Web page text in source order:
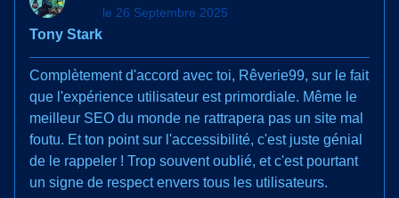
Tony Stark
le 26 Septembre 2025
Complètement d'accord avec toi, Rêverie99, sur le fait
que l'expérience utilisateur est primordiale. Même le
meilleur SEO du monde ne rattrapera pas un site mal
foutu. Et ton point sur l'accessibilité, c'est juste génial
de le rappeler ! Trop souvent oublié, et c'est pourtant
un signe de respect envers tous les utilisateurs.